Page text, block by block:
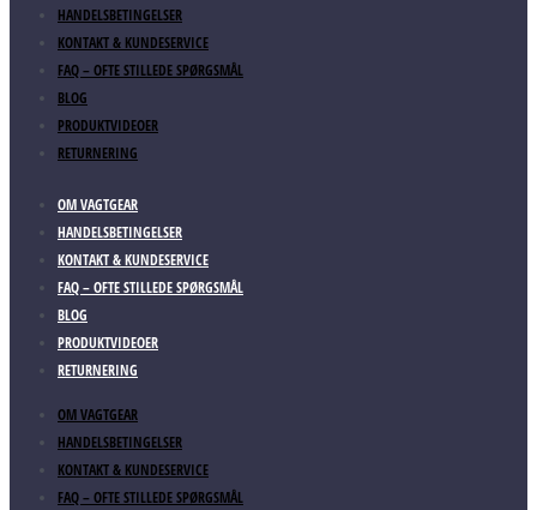
HANDELSBETINGELSER
KONTAKT & KUNDESERVICE
FAQ – OFTE STILLEDE SPØRGSMÅL
BLOG
PRODUKTVIDEOER
RETURNERING
OM VAGTGEAR
HANDELSBETINGELSER
KONTAKT & KUNDESERVICE
FAQ – OFTE STILLEDE SPØRGSMÅL
BLOG
PRODUKTVIDEOER
RETURNERING
OM VAGTGEAR
HANDELSBETINGELSER
KONTAKT & KUNDESERVICE
FAQ – OFTE STILLEDE SPØRGSMÅL